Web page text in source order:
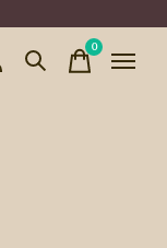
0items